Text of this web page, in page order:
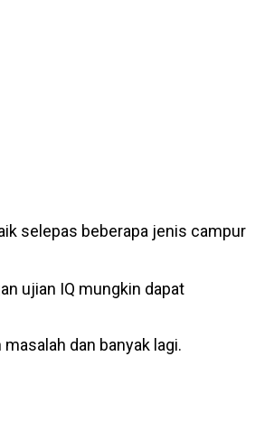
selepas beberapa jenis campur
ujian IQ mungkin dapat
dan banyak lagi.